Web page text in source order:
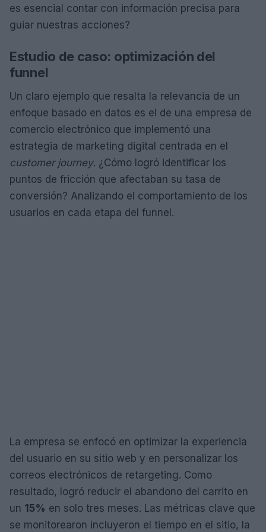
es esencial contar con información precisa para
guiar nuestras acciones?
Estudio de caso: optimización del
funnel
Un claro ejemplo que resalta la relevancia de un
enfoque basado en datos es el de una empresa de
comercio electrónico que implementó una
estrategia de marketing digital centrada en el
customer journey. ¿Cómo logró identificar los
puntos de fricción que afectaban su tasa de
conversión? Analizando el comportamiento de los
usuarios en cada etapa del funnel.
La empresa se enfocó en optimizar la experiencia
del usuario en su sitio web y en personalizar los
correos electrónicos de retargeting. Como
resultado, logró reducir el abandono del carrito en
un 15% en solo tres meses. Las métricas clave que
se monitorearon incluyeron el tiempo en el sitio, la